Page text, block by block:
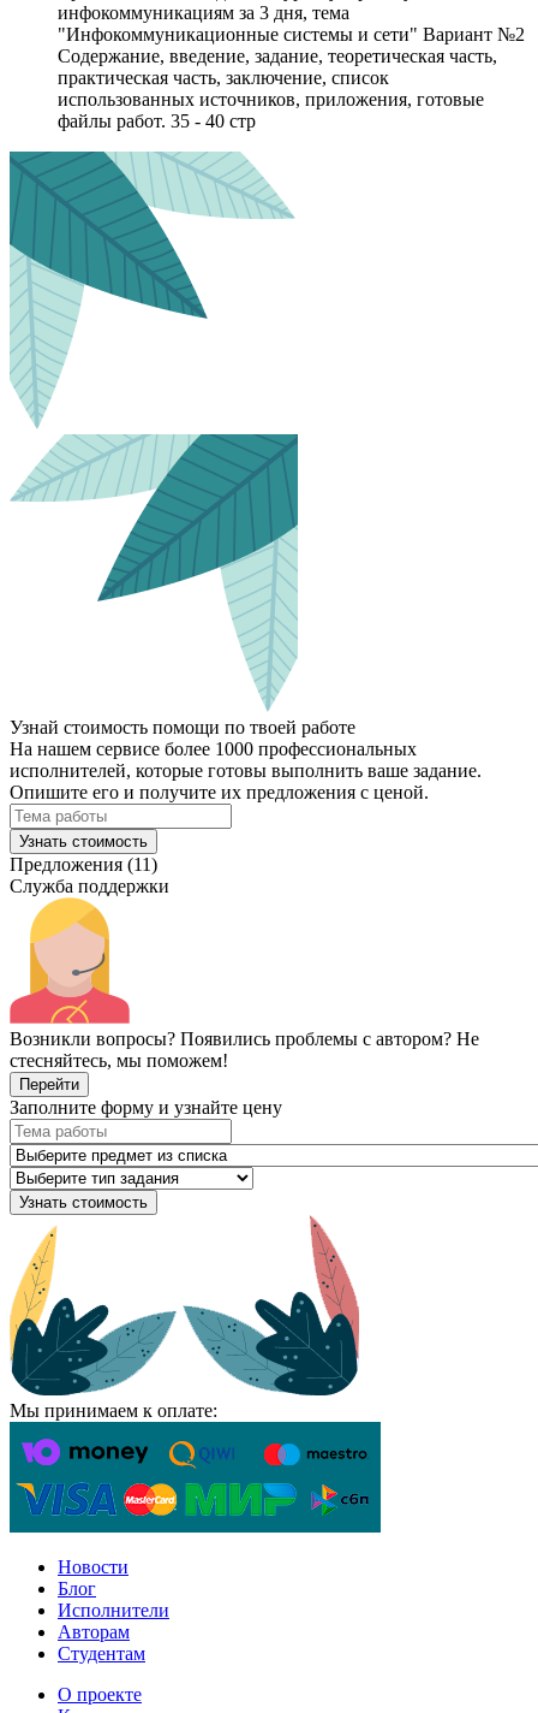
инфокоммуникациям за 3 дня, тема
"Инфокоммуникационные системы и сети" Вариант №2
Содержание, введение, задание, теоретическая часть,
практическая часть, заключение, список
использованных источников, приложения, готовые
файлы работ. 35 - 40 стр
Узнай стоимость помощи по твоей работе
На нашем сервисе более 1000 профессиональных
исполнителей, которые готовы выполнить ваше задание.
Опишите его и получите их предложения с ценой.
Узнать стоимость
Предложения (11)
Служба поддержки
Возникли вопросы? Появились проблемы с автором? Не
стесняйтесь, мы поможем!
Перейти
Заполните форму и узнайте цену
Узнать стоимость
Мы принимаем к оплате:
Новости
Блог
Исполнители
Авторам
Студентам
О проекте